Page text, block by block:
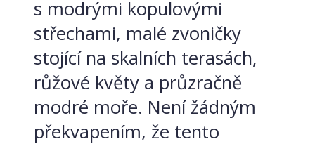
s modrými kopulovými
střechami, malé zvoničky
stojící na skalních terasách,
růžové květy a průzračně
modré moře. Není žádným
překvapením, že tento